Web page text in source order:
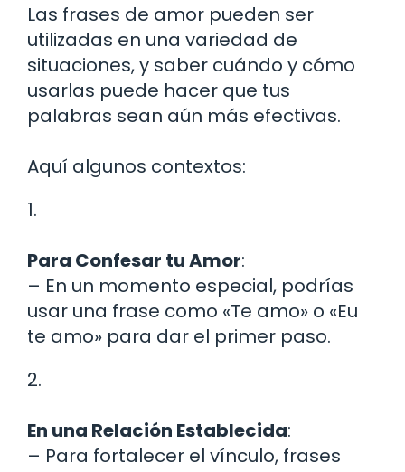
Las frases de amor pueden ser
utilizadas en una variedad de
situaciones, y saber cuándo y cómo
usarlas puede hacer que tus
palabras sean aún más efectivas.
Aquí algunos contextos:
1.
Para Confesar tu Amor:
– En un momento especial, podrías
usar una frase como «Te amo» o «Eu
te amo» para dar el primer paso.
2.
En una Relación Establecida:
– Para fortalecer el vínculo, frases